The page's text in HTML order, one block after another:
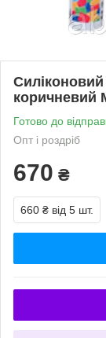
коричневий
Готово до
Опт і роздріб
670 ₴
660 ₴ від 5 шт.